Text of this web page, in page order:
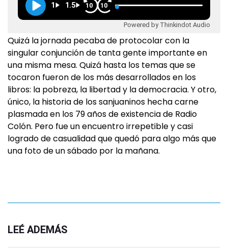
1 1.5 10 10
Powered by Thinkindot Audio
Quizá la jornada pecaba de protocolar con la
singular conjunción de tanta gente importante en
una misma mesa. Quizá hasta los temas que se
tocaron fueron de los más desarrollados en los
libros: la pobreza, la libertad y la democracia. Y otro,
único, la historia de los sanjuaninos hecha carne
plasmada en los 79 años de existencia de Radio
Colón. Pero fue un encuentro irrepetible y casi
logrado de casualidad que quedó para algo más que
una foto de un sábado por la mañana.
LEÉ ADEMÁS